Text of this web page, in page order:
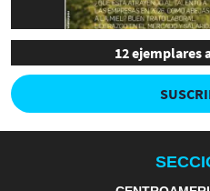
12 ejemplares